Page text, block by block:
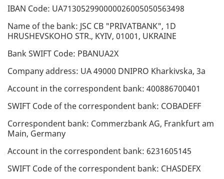
IBAN Code: UA713052990000026005050563498
Name of the bank: JSC CB "PRIVATBANK", 1D
HRUSHEVSKOHO STR., KYIV, 01001, UKRAINE
Bank SWIFT Code: PBANUA2X
Company address: UA 49000 DNIPRO Kharkivska, 3a
Account in the correspondent bank: 400886700401
SWIFT Code of the correspondent bank: COBADEFF
Correspondent bank: Commerzbank AG, Frankfurt am
Main, Germany
Account in the correspondent bank: 6231605145
SWIFT Code of the correspondent bank: CHASDEFX